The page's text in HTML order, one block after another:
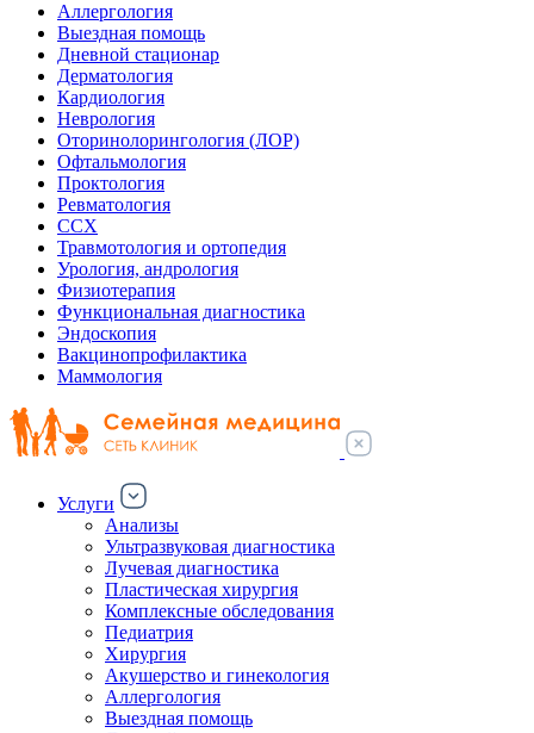
Аллергология
Выездная помощь
Дневной стационар
Дерматология
Кардиология
Неврология
Оторинолорингология (ЛОР)
Офтальмология
Проктология
Ревматология
ССХ
Травмотология и ортопедия
Урология, андрология
Физиотерапия
Функциональная диагностика
Эндоскопия
Вакцинопрофилактика
Маммология
Услуги
Анализы
Ультразвуковая диагностика
Лучевая диагностика
Пластическая хирургия
Комплексные обследования
Педиатрия
Хирургия
Акушерство и гинекология
Аллергология
Выездная помощь